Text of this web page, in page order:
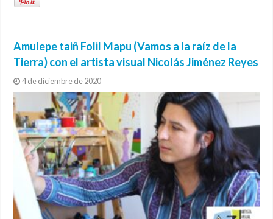
Amulepe taiñ Folil Mapu (Vamos a la raíz de la
Tierra) con el artista visual Nicolás Jiménez Reyes
4 de diciembre de 2020